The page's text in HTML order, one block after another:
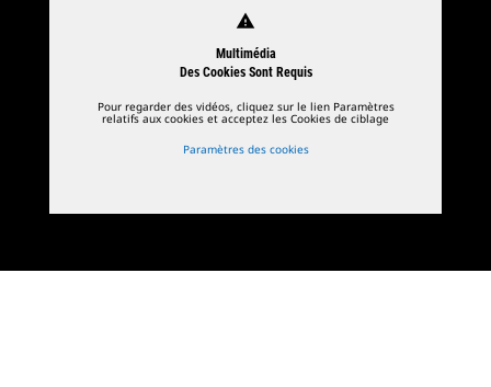
warning
Multimédia
Des Cookies Sont Requis
Pour regarder des vidéos, cliquez sur le lien Paramètres
relatifs aux cookies et acceptez les Cookies de ciblage
Paramètres des cookies